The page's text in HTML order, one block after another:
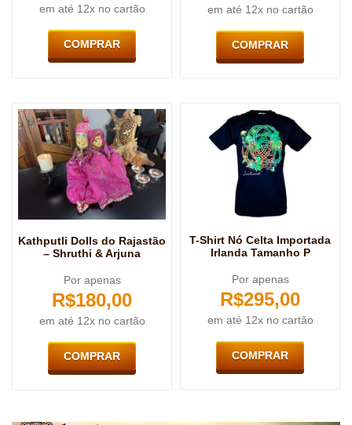
em até 12x no cartão
COMPRAR
em até 12x no cartão
COMPRAR
Kathputli Dolls do Rajastão
– Shruthi & Arjuna
Por apenas
R$180,00
em até 12x no cartão
COMPRAR
T-Shirt Nó Celta Importada
Irlanda Tamanho P
Por apenas
R$295,00
em até 12x no cartão
COMPRAR